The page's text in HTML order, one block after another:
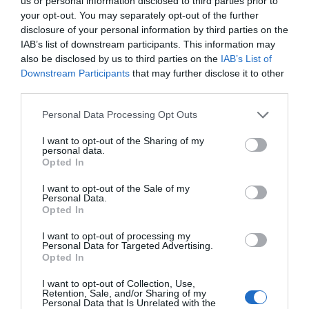
your opt-out. You may separately opt-out of the further
disclosure of your personal information by third parties on the
IAB’s list of downstream participants. This information may
also be disclosed by us to third parties on the IAB’s List of
Downstream Participants that may further disclose it to other
Personal Data Processing Opt Outs
I want to opt-out of the Sharing of my
personal data.
Opted In
I want to opt-out of the Sale of my
Personal Data.
Opted In
I want to opt-out of processing my
Personal Data for Targeted Advertising.
Opted In
I want to opt-out of Collection, Use,
Retention, Sale, and/or Sharing of my
Personal Data that Is Unrelated with the
por dos mujeres
- Harmonincorpora aPau Solanilla Francocomo
30 años en el ámbito asociativo, institucional y
empresarial. Ha sido comisionado de relaciones
internacionales y promoción del Ayuntamiento de
Catalunya (PSC).
Laia Bonastra ArgüelloyAri Mendieta Simó
nuevas copresidentas de la
Federació de
relevo de Guillem Llorens Gragera, quien ha